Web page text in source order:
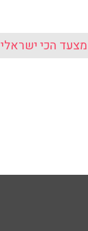
מצעד הכי ישראלי